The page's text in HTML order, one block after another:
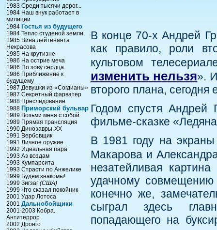
1983 Среди тысячи дорог...
1984 Наш внук работает в
милиции
1984 Гостья из будущего
1984 Тепло студеной земли
1985 Вина лейтенанта
Некрасова
1985 На крутизне
1986 На острие меча
1986 По зову сердца
1986 Приближение к
будущему
1987 Девушки из «Согдианы»
1987 Секретный фарватер
1988 Преследование
1988 Приморский бульвар
1989 Возьми меня с собой
1989 Прямая трансляция
1990 Динозавры-ХХ
1991 Вербовщик
1991 Личное оружие
1992 Идеальная пара
1993 Аз воздам
1993 Кумпарсита
1993 Страсти по Анжелике
1999 Будем знакомы!
1999 Зигзаг (США)
1999 Что сказал покойник
2001 Удар Лотоса
2001 Дальнобойщики
2001-2003 Кобра.
Антитеррор
2002 Дронго
В конце 70-х Андрей
как правило, роли
культовом
изменить нельзя».
второго плана,
Годом спустя Андрей
фильме-сказке
В 1981 году на
Макарова и
незатейливая
удачному
конечно же,
сыграл здесь
попадающего на